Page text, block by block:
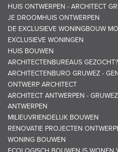
HUIS ONTWERPEN - ARCHITECT
JE DROOMHUIS ONTWERPEN
DE EXCLUSIEVE WONINGBOUW
EXCLUSIEVE WONINGEN
HUIS BOUWEN
ARCHITECTENBUREAUS GEZOCHT?
ARCHITECTENBURO GRUWEZ -
ONTWERP ARCHITECT
ARCHITECT ANTWERPEN -
ANTWERPEN
MILIEUVRIENDELIJK BOUWEN
RENOVATIE PROJECTEN
WONING BOUWEN